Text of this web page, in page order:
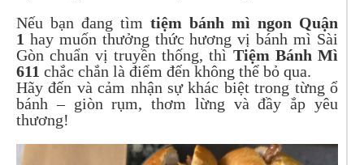
Nếu bạn đang tìm tiệm bánh mì ngon Quận
1 hay muốn thưởng thức hương vị bánh mì Sài
Gòn chuẩn vị truyền thống, thì Tiệm Bánh Mì
611 chắc chắn là điểm đến không thể bỏ qua.
Hãy đến và cảm nhận sự khác biệt trong từng ổ
bánh – giòn rụm, thơm lừng và đầy ắp yêu
thương!